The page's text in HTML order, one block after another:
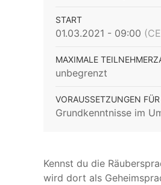
START
01.03.2021 - 09:00
MAXIMALE
unbegrenzt
VORAUSSETZUNGEN
Grundkenntnisse im
Kennst du die
wird dort als